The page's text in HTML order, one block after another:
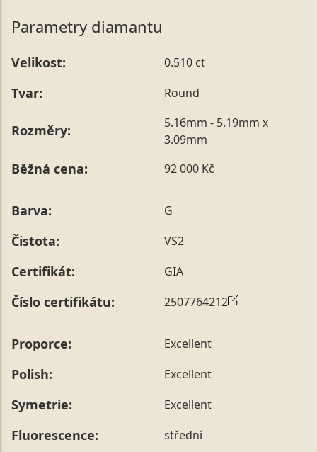
Parametry diamantu
Velikost: 0.510 ct
Tvar: Round
Rozměry:
5.16mm - 5.19mm x
3.09mm
Běžná cena: 92 000 Kč
Barva: G
Čistota: VS2
Certifikát: GIA
Číslo certifikátu: 2507764212
Proporce: Excellent
Polish: Excellent
Symetrie: Excellent
Fluorescence: střední